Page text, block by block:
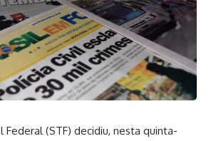
Federal (STF) decidiu, nesta quinta-